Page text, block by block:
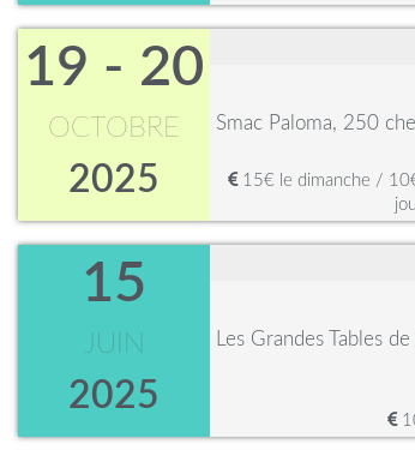
19 - 20
OCTOBRE
2025
Smac Paloma, 250
15€ le dimanche /
15
JUIN
2025
Les Grandes Tables